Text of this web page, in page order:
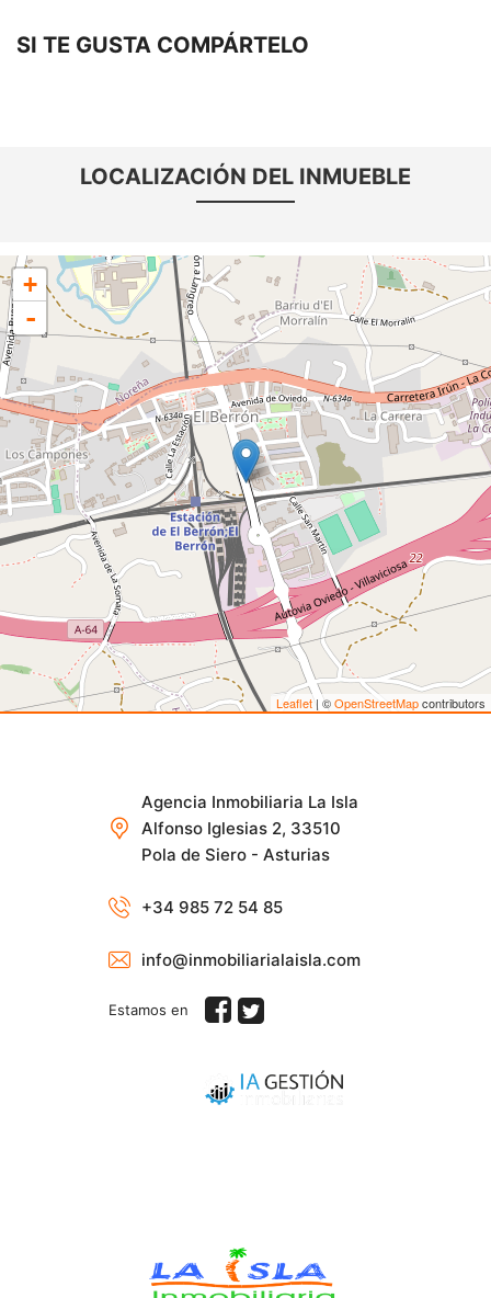
SI TE GUSTA COMPÁRTELO
LOCALIZACIÓN DEL INMUEBLE
+
-
Leaflet | ©OpenStreetMapcontributors
Agencia Inmobiliaria La Isla
Alfonso Iglesias 2, 33510
Pola de Siero - Asturias
+34 985 72 54 85
info@inmobiliarialaisla.com
Estamos en